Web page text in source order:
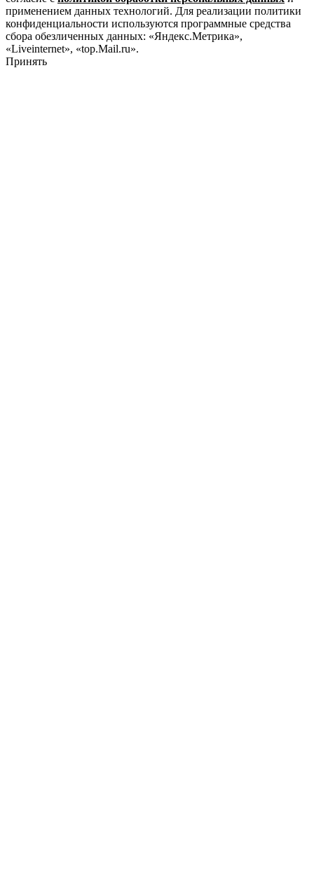
применением данных технологий. Для реализации политики
конфиденциальности используются программные средства
сбора обезличенных данных: «Яндекс.Метрика»,
«Liveinternet», «top.Mail.ru».
Принять